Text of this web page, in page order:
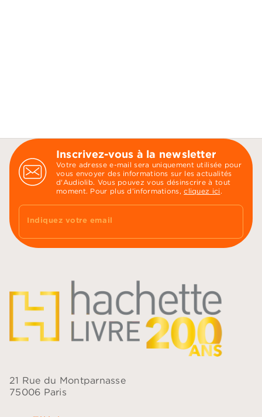
Inscrivez-vous à la newsletter
Votre adresse e-mail sera uniquement utilisée pour
vous envoyer des informations sur les actualités
d'Audiolib. Vous pouvez vous désinscrire à tout
moment. Pour plus d’informations,cliquez ici .
Indiquez votre email
21 Rue du Montparnasse
75006 Paris